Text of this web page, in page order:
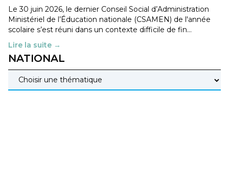
Le 30 juin 2026, le dernier Conseil Social d’Administration
Ministériel de l’Éducation nationale (CSAMEN) de l'année
scolaire s’est réuni dans un contexte difficile de fin…
Lire la suite →
NATIONAL